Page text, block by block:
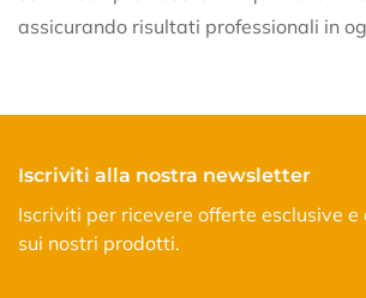
assicurando risultati professionali in
Iscriviti alla nostra newsletter
Iscriviti per ricevere offerte esclusive
sui nostri prodotti.